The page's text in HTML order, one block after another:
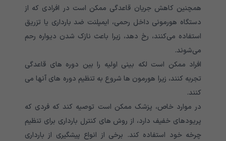
همچنین کاهش جریان قاعدگی ممکن است در افرادی که از
دستگاه هورمونی داخل رحمی، ایمپلنت ضد بارداری یا تزریق
استفاده می‌کنند، رخ دهد، زیرا باعث نازک شدن دیواره رحم
می‌شوند.
افراد ممکن است لکه بینی اولیه را بین دوره های قاعدگی
تجربه کنند، زیرا هورمون ها شروع به تنظیم دوره های آنها می
کنند.
در موارد خاص، پزشک ممکن است توصیه کند که فردی که
پریودهای خفیف دارد، از روش های کنترل بارداری برای تنظیم
چرخه خود استفاده کند. برخی از انواع پیشگیری از بارداری